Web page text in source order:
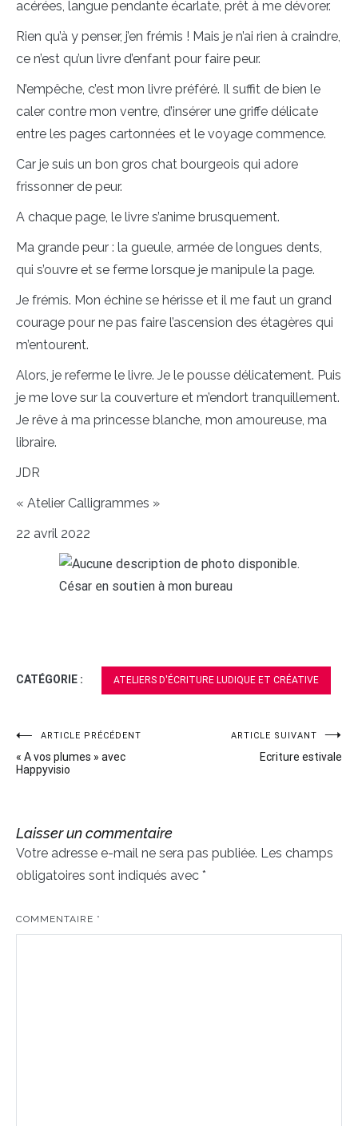
acérées, langue pendante écarlate, prêt à me dévorer.
Rien qu’à y penser, j’en frémis ! Mais je n’ai rien à craindre,
ce n’est qu’un livre d’enfant pour faire peur.
N’empêche, c’est mon livre préféré. Il suffit de bien le
caler contre mon ventre, d’insérer une griffe délicate
entre les pages cartonnées et le voyage commence.
Car je suis un bon gros chat bourgeois qui adore
frissonner de peur.
A chaque page, le livre s’anime brusquement.
Ma grande peur : la gueule, armée de longues dents,
qui s’ouvre et se ferme lorsque je manipule la page.
Je frémis. Mon échine se hérisse et il me faut un grand
courage pour ne pas faire l’ascension des étagères qui
m’entourent.
Alors, je referme le livre. Je le pousse délicatement. Puis
je me love sur la couverture et m’endort tranquillement.
Je rêve à ma princesse blanche, mon amoureuse, ma
libraire.
JDR
« Atelier Calligrammes »
22 avril 2022
César en soutien à mon bureau
CATÉGORIE : ATELIERS D'ÉCRITURE LUDIQUE ET CRÉATIVE
Navigation
de
ARTICLE PRÉCÉDENT
« A vos plumes » avec
Happyvisio
ARTICLE SUIVANT
Ecriture estivale
Laisser un commentaire
Votre adresse e-mail ne sera pas publiée. Les champs
obligatoires sont indiqués avec *
COMMENTAIRE *